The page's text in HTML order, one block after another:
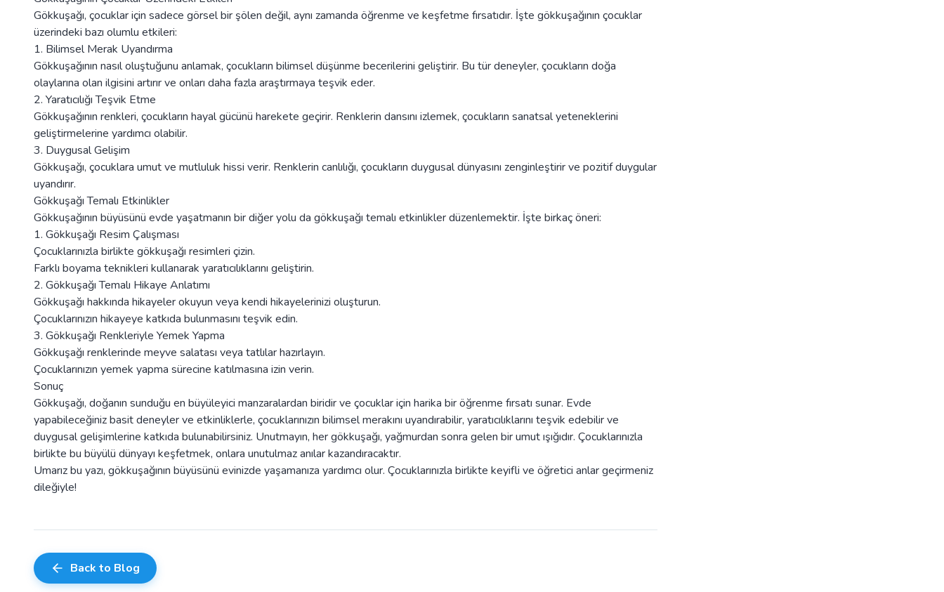
Gökkuşağı, çocuklar için sadece görsel bir şölen değil, aynı zamanda öğrenme ve keşfetme fırsatıdır. İşte gökkuşağının çocuklar
üzerindeki bazı olumlu etkileri:
1. Bilimsel Merak Uyandırma
Gökkuşağının nasıl oluştuğunu anlamak, çocukların bilimsel düşünme becerilerini geliştirir. Bu tür deneyler, çocukların doğa
olaylarına olan ilgisini artırır ve onları daha fazla araştırmaya teşvik eder.
2. Yaratıcılığı Teşvik Etme
Gökkuşağının renkleri, çocukların hayal gücünü harekete geçirir. Renklerin dansını izlemek, çocukların sanatsal yeteneklerini
geliştirmelerine yardımcı olabilir.
3. Duygusal Gelişim
Gökkuşağı, çocuklara umut ve mutluluk hissi verir. Renklerin canlılığı, çocukların duygusal dünyasını zenginleştirir ve pozitif duygular
uyandırır.
Gökkuşağı Temalı Etkinlikler
Gökkuşağının büyüsünü evde yaşatmanın bir diğer yolu da gökkuşağı temalı etkinlikler düzenlemektir. İşte birkaç öneri:
1. Gökkuşağı Resim Çalışması
Çocuklarınızla birlikte gökkuşağı resimleri çizin.
Farklı boyama teknikleri kullanarak yaratıcılıklarını geliştirin.
2. Gökkuşağı Temalı Hikaye Anlatımı
Gökkuşağı hakkında hikayeler okuyun veya kendi hikayelerinizi oluşturun.
Çocuklarınızın hikayeye katkıda bulunmasını teşvik edin.
3. Gökkuşağı Renkleriyle Yemek Yapma
Gökkuşağı renklerinde meyve salatası veya tatlılar hazırlayın.
Çocuklarınızın yemek yapma sürecine katılmasına izin verin.
Sonuç
Gökkuşağı, doğanın sunduğu en büyüleyici manzaralardan biridir ve çocuklar için harika bir öğrenme fırsatı sunar. Evde
yapabileceğiniz basit deneyler ve etkinliklerle, çocuklarınızın bilimsel merakını uyandırabilir, yaratıcılıklarını teşvik edebilir ve
duygusal gelişimlerine katkıda bulunabilirsiniz. Unutmayın, her gökkuşağı, yağmurdan sonra gelen bir umut ışığıdır. Çocuklarınızla
birlikte bu büyülü dünyayı keşfetmek, onlara unutulmaz anılar kazandıracaktır.
Umarız bu yazı, gökkuşağının büyüsünü evinizde yaşamanıza yardımcı olur. Çocuklarınızla birlikte keyifli ve öğretici anlar geçirmeniz
dileğiyle!
Back to Blog